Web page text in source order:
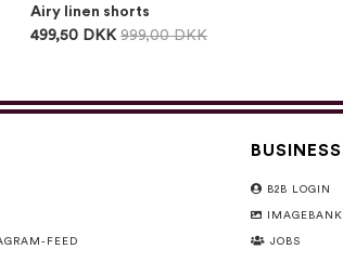
Airy linen shorts
499,50 DKK 999,00 DKK
FEED
BUSINESS
B2B LOGIN
IMAGEBANK
JOBS